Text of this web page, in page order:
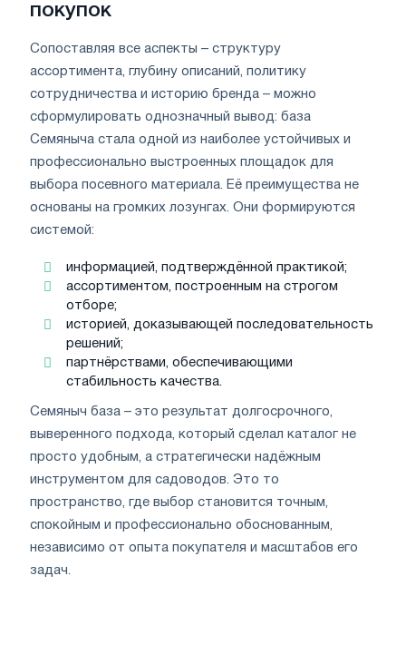
покупок
Сопоставляя все аспекты – структуру
ассортимента, глубину описаний, политику
сотрудничества и историю бренда – можно
сформулировать однозначный вывод: база
Семяныча стала одной из наиболее устойчивых и
профессионально выстроенных площадок для
выбора посевного материала. Её преимущества не
основаны на громких лозунгах. Они формируются
системой:
информацией, подтверждённой практикой;
ассортиментом, построенным на строгом
отборе;
историей, доказывающей последовательность
решений;
партнёрствами, обеспечивающими
стабильность качества.
Семяныч база – это результат долгосрочного,
выверенного подхода, который сделал каталог не
просто удобным, а стратегически надёжным
инструментом для садоводов. Это то
пространство, где выбор становится точным,
спокойным и профессионально обоснованным,
независимо от опыта покупателя и масштабов его
задач.